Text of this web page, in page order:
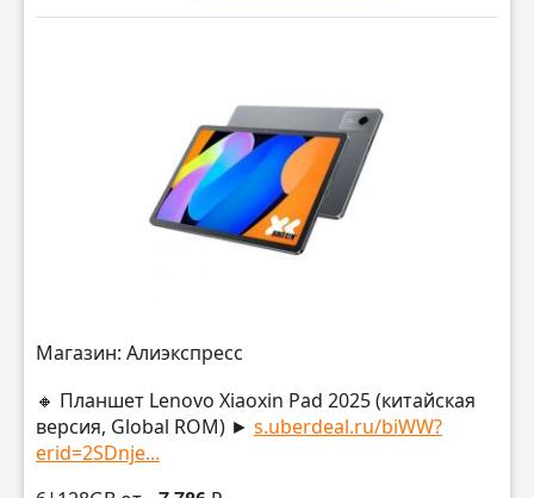
Магазин: Алиэкспресс
🔸 Планшет Lenovo Xiaoxin Pad 2025 (китайская
версия, Global ROM) ► s.uberdeal.ru/biWW?
erid=2SDnje...